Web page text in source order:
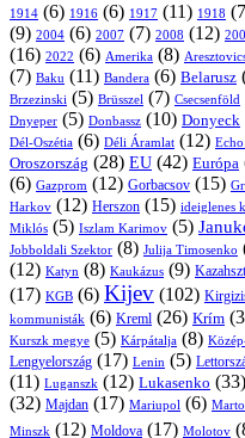
1914 (6) 1916 (6) 1917 (11) 1918
(9) 2004 (6) 2007 (7) 2008 (12)
(16) 2022 (6) Amerika (8)
(7) Baku (11) Bandera (6) Belarusz
Brzezinski (5) Brüsszel (7) Csecsenföld
Dnyeper (5) Donbassz (10) Donyeck
Dél-Oszétia (6) Déli Áramlat (12)
Oroszország (28) EU (42) Európa
(6) Gazprom (12) Gorbacsov (15)
Harkov (12) Herszon (15) ideiglenes
Miklós (5) Iszlam Karimov (5)
Jobboldali Szektor (8) Julija Timosenko
(12) Katyn (8) Kaukázus (9)
(17) KGB (6) Kijev (102)
kommunisták (6) Kreml (26) Krím
Kurszk megye (5) Kárpátalja (8)
Lengyelország (17) Lenin (5)
(11) Luganszk (12) Lukasenko (33)
(32) Majdan (17) Mariupol (6)
Minszk (12) Moldova (17) Molotov